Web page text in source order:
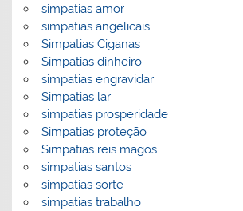
simpatias amor
simpatias angelicais
Simpatias Ciganas
Simpatias dinheiro
simpatias engravidar
Simpatias lar
simpatias prosperidade
Simpatias proteção
Simpatias reis magos
simpatias santos
simpatias sorte
simpatias trabalho